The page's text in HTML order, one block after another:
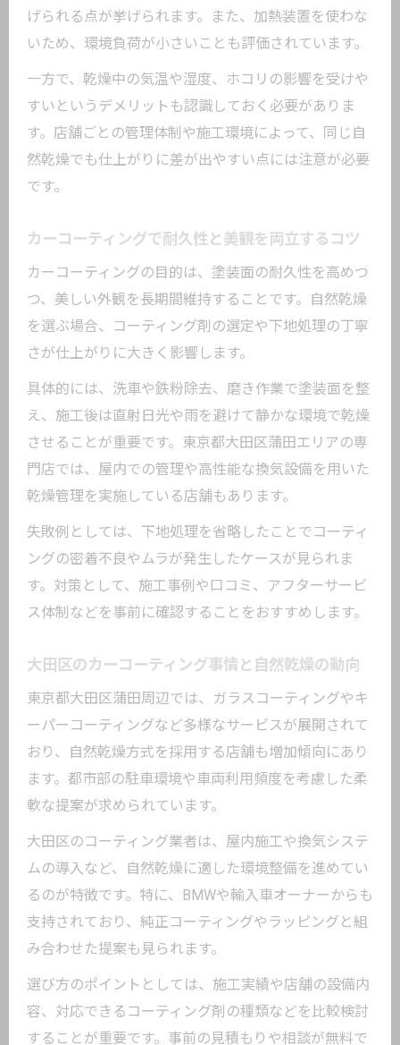
自然乾燥と加熱乾燥の違いを知って選ぶ
ポイント
カーコーティングで見落としがちな保証
内容の確認
愛車を守る自然乾燥仕上げの魅力を解説
自然乾燥カーコーティングで生まれる深
管理ポイント
自然乾燥仕上げが選ばれる理由と実例を
紹介
ガラスコーティングの耐久性と品質を徹
底分析
大田区で人気のカーコーティングの特徴
を比較
自然乾燥でも美しく仕上がる理由を探る
カーコーティングの塗布技術と自然乾燥
の相性
自然乾燥で美観を保つための施工環境の
工夫
ガラスコーティング業者が重視する仕上
げ工程
グの秘訣
大田区のカーコーティング店が推す自然
乾燥法とは
失敗しないカーコーティング選びの基準
カーコーティングで重要な下地処理のチ
自然乾燥や熱乾燥の違いを理解した選び
方のコツ
選び
保証やアフターサービスが充実した店舗
げられる点が挙げられます。また、加熱装置を使わな
いため、環境負荷が小さいことも評価されています。
一方で、乾燥中の気温や湿度、ホコリの影響を受けや
すいというデメリットも認識しておく必要がありま
す。店舗ごとの管理体制や施工環境によって、同じ自
然乾燥でも仕上がりに差が出やすい点には注意が必要
です。
カーコーティングで耐久性と美観を両立するコツ
カーコーティングの目的は、塗装面の耐久性を高めつ
つ、美しい外観を長期間維持することです。自然乾燥
を選ぶ場合、コーティング剤の選定や下地処理の丁寧
さが仕上がりに大きく影響します。
具体的には、洗車や鉄粉除去、磨き作業で塗装面を整
え、施工後は直射日光や雨を避けて静かな環境で乾燥
させることが重要です。東京都大田区蒲田エリアの専
門店では、屋内での管理や高性能な換気設備を用いた
乾燥管理を実施している店舗もあります。
失敗例としては、下地処理を省略したことでコーティ
ングの密着不良やムラが発生したケースが見られま
す。対策として、施工事例や口コミ、アフターサービ
ス体制などを事前に確認することをおすすめします。
大田区のカーコーティング事情と自然乾燥の動向
東京都大田区蒲田周辺では、ガラスコーティングやキ
ーパーコーティングなど多様なサービスが展開されて
おり、自然乾燥方式を採用する店舗も増加傾向にあり
ます。都市部の駐車環境や車両利用頻度を考慮した柔
軟な提案が求められています。
大田区のコーティング業者は、屋内施工や換気システ
ムの導入など、自然乾燥に適した環境整備を進めてい
るのが特徴です。特に、BMWや輸入車オーナーからも
支持されており、純正コーティングやラッピングと組
み合わせた提案も見られます。
選び方のポイントとしては、施工実績や店舗の設備内
容、対応できるコーティング剤の種類などを比較検討
することが重要です。事前の見積もりや相談が無料で